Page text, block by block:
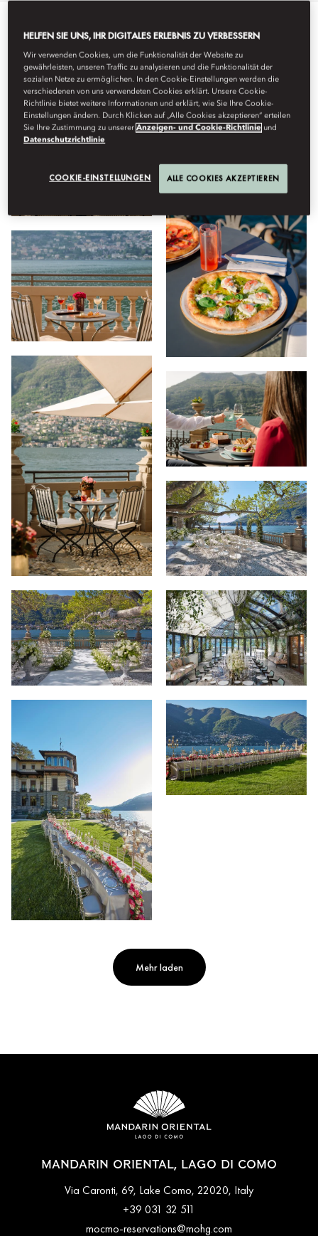
Alle Restaurants Feiern Aufenthalt Wellness
Anzeigen
Mehr laden
MANDARIN ORIENTAL, LAGO DI COMO
Via Caronti, 69, Lake Como, 22020, Italy
+39 031 32 511
mocmo-reservations@mohg.com
HELFEN SIE UNS, IHR DIGITALES ERLEBNIS ZU VERBESSERN
Wir verwenden Cookies, um die Funktionalität der Website zu
gewährleisten, unseren Traffic zu analysieren und die Funktionalität der
sozialen Netze zu ermöglichen. In den Cookie-Einstellungen werden die
verschiedenen von uns verwendeten Cookies erklärt. Unsere Cookie-
Richtlinie bietet weitere Informationen und erklärt, wie Sie Ihre Cookie-
Einstellungen ändern. Durch Klicken auf „Alle Cookies akzeptieren“ erteilen
Sie Ihre Zustimmung zu unsererAnzeigen- und Cookie-Richtlinie und
Datenschutzrichtlinie
COOKIE-EINSTELLUNGEN ALLE COOKIES AKZEPTIEREN